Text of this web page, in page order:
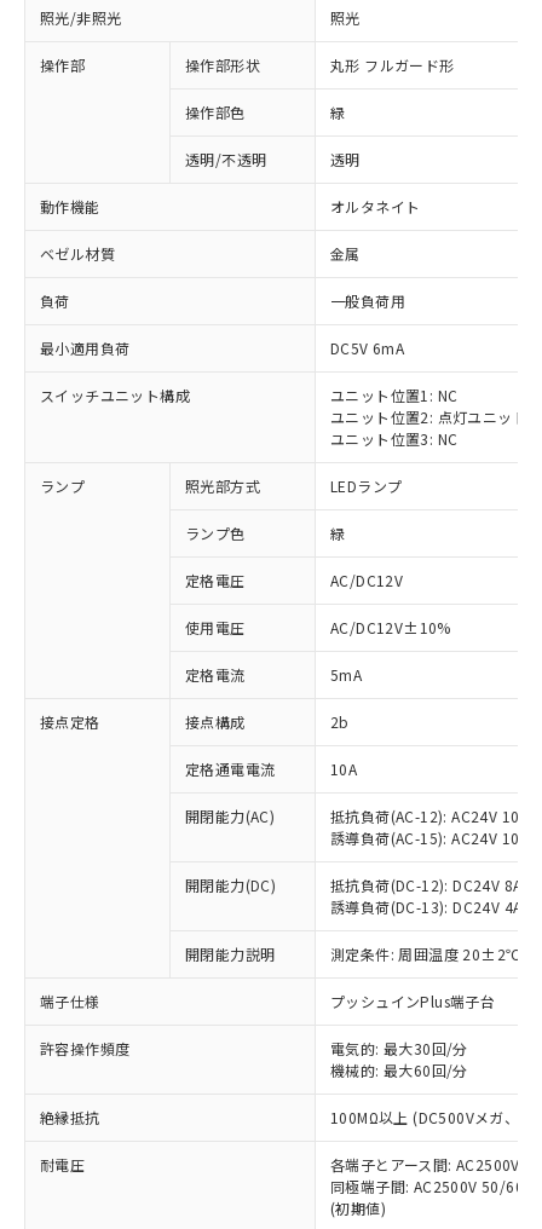
照光/非照光 照光
操作部 操作部形状 丸形 フルガード形
操作部色 緑
透明/不透明 透明
動作機能 オルタネイト
ベゼル材質 金属
負荷 一般負荷用
最小適用負荷 DC5V 6mA
スイッチユニット構成
ユニット位置1: NC
ユニット位置2: 点灯ユニット
ユニット位置3: NC
ランプ 照光部方式 LEDランプ
ランプ色 緑
定格電圧 AC/DC12V
使用電圧 AC/DC12V±10%
定格電流 5mA
接点定格 接点構成 2b
定格通電電流 10A
開閉能力(AC)
抵抗負荷(AC-12): AC24V 10A/
誘導負荷(AC-15): AC24V
開閉能力(DC)
抵抗負荷(DC-12): DC24V 8A/
誘導負荷(DC-13): DC24V 4A/
開閉能力説明 測定条件: 周囲温度 20±2℃、
端子仕様 プッシュインPlus端子台
許容操作頻度
電気的: 最大30回/分
機械的: 最大60回/分
絶縁抵抗 100MΩ以上 (DC500Vメガ、点
耐電圧
各端子とアース間: AC2500V
同極端子間: AC2500V 50/
(初期値)
ご利用条件
以下の条件をお読みいただき、同意のうえ
ご利用ください。
本サービスは、当社制御機器事業取扱
商品の当社在庫状況および標準価格
(税抜)を提供させていただくもので
当社制御機器事業取扱商品の中には、
本サービスの対象外となる商品もある
ことをご了承ください。
在庫状況および標準価格照会結果は、
記載している更新日時点での社内デー
タに基づき作成されるものであり、閲
覧された時点での実際の在庫および標
準価格とは異なる場合があることをご
※1 対応状況
対応済み：EU RoHS指令（10物質）の
非含有に対応した製品が提供可能な商品で
す。
対応予定：EU RoHS指令（10物質）の非含
有に対応した製品に切り替える予定のある
対応予定なし：EU RoHS指令（10物質）の
非含有に非対応の商品で、対応品を出す予
定はありません。
調査・確認中：EU RoHS指令（10物質）の
非含有の対応状況を調査中または確認中の
非該当品：ライセンス料など無形物で、有
害物質有無と関係のない商品です。
仕入先様の事情により、非含有部品として
いたものが、含有品と判明した場合などや
むを得ず変更することがあります。
六価クロム(Cr(Ⅵ)) 1000ppm以下、ポリ臭化ビフェニル
類(PBB) 1000ppm以下、ポリ臭化ジフェニルエーテル類
「○」：最大均質材料含有率が中国RoHSの
基準値以下であることを示します。
「×」：最大均質材料含有率が中国RoHSの
基準値を超えていることを示します。
「－」：未確認です。当社販売部門へお問
*中国RoHS10物質の基準値 (GB/T26572)：
Pb(鉛) :1000ppm、 Hg(水銀) : 1000ppm、 Cd(カドミウ
Cr(Ⅵ)(六価クロム) : 1000ppm、 PBBs(ポリ臭化ビフェ
当社は、これら貴社製品のうち、外国
為替および外国貿易法に定める商品
（以下｢規制貨物等」という）を輸出
または国外への提供する場合は、日本
国政府の輸出許可(または役務取引許
可)を取得するなどの必要な手続きを